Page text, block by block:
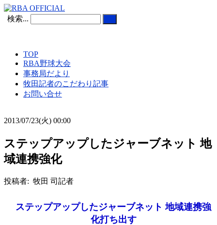
検索...
TOP
RBA野球大会
事務局だより
牧田記者のこだわり記事
お問い合せ
2013/07/23(火) 00:00
ステップアップしたジャーブネット 地
域連携強化
投稿者: 牧田 司記者
ステップアップしたジャーブネット 地域連携強
化打ち出す